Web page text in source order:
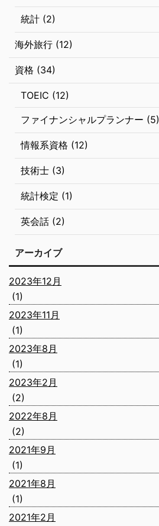
統計 (2)
海外旅行 (12)
資格 (34)
TOEIC (12)
ファイナンシャルプランナー (5)
情報系資格 (12)
技術士 (3)
統計検定 (1)
英会話 (2)
アーカイブ
2023年12月
(1)
2023年11月
(1)
2023年8月
(1)
2023年2月
(2)
2022年8月
(2)
2021年9月
(1)
2021年8月
(1)
2021年2月